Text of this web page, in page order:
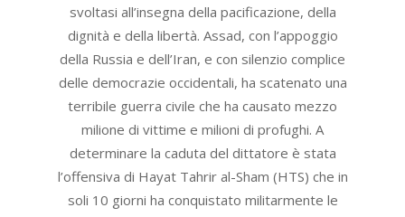
svoltasi all’insegna della pacificazione, della
dignità e della libertà. Assad, con l’appoggio
della Russia e dell’Iran, e con silenzio complice
delle democrazie occidentali, ha scatenato una
terribile guerra civile che ha causato mezzo
milione di vittime e milioni di profughi. A
determinare la caduta del dittatore è stata
l’offensiva di Hayat Tahrir al-Sham (HTS) che in
soli 10 giorni ha conquistato militarmente le